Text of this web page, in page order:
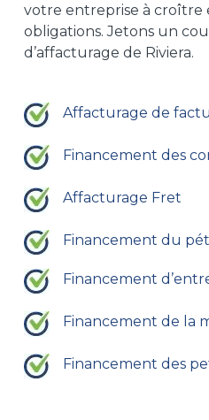
votre entreprise à croître
obligations. Jetons un
d’affacturage de Riviera.
Affacturage de
Financement des
Affacturage Fret
Financement du
Financement
Financement de la
Financement des